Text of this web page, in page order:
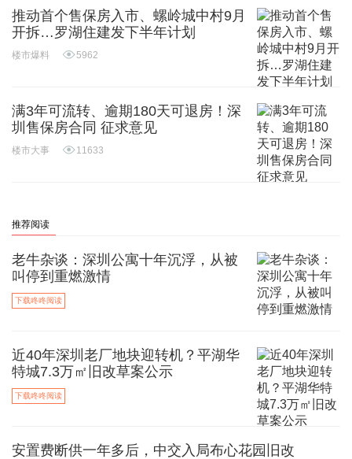
推动首个售保房入市、螺岭城中村9月
开拆…罗湖住建发下半年计划
楼市爆料 5962
满3年可流转、逾期180天可退房！深
圳售保房合同 征求意见
楼市大事 11633
推荐阅读
老牛杂谈：深圳公寓十年沉浮，从被
叫停到重燃激情
下载咚咚阅读
近40年深圳老厂地块迎转机？平湖华
特城7.3万㎡旧改草案公示
下载咚咚阅读
安置费断供一年多后，中交入局布心花园旧改